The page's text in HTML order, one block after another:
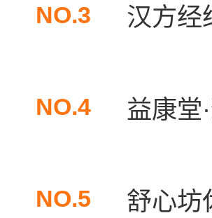
NO.3 汉方经
NO.4 益康堂
NO.5 舒心坊